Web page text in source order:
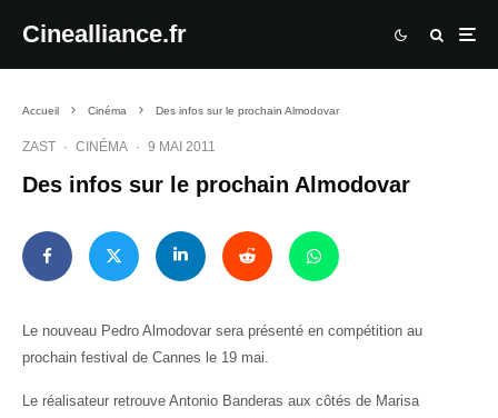
Cinealliance.fr
Accueil Cinéma Des infos sur le prochain Almodovar
ZAST · CINÉMA · 9 MAI 2011
Des infos sur le prochain Almodovar
Le nouveau Pedro Almodovar sera présenté en compétition au
prochain festival de Cannes le 19 mai.
Le réalisateur retrouve Antonio Banderas aux côtés de Marisa